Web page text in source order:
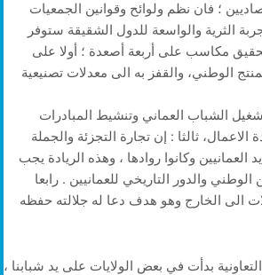
؛ فان نظم ولوائح وقوانين الجمعيات
الثرية والواسعة للدول الشقيقة ستوفر
مكاسب على أربعة أصعدة ؛ أولا على
الوطني، والقفز به الى معدلات تصنيعية
الشباب العماني وتنشيط المبادرات
ثالثا : إن تجارة التجزئة والجملة
العمانيين وكانوا روادها ، وهذه الريادة يجب
الوطني والدور التاريخي للعمانيين . رابعا
الى الخارج وهو هدف دعا له جلالته حفظه
بدأت في بعض الولايات على يد شبابنا ،